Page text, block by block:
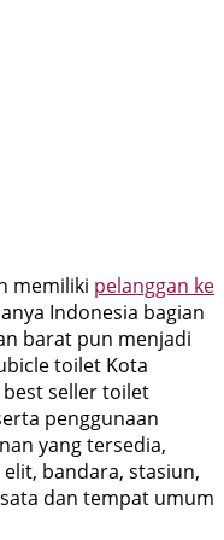
memiliki pelanggan ke
Indonesia bagian
barat pun menjadi
toilet Kota
seller toilet
penggunaan
yang tersedia,
bandara, stasiun,
dan tempat umum